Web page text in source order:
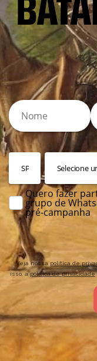
Quero fazer
grupo de
pré-campanha
Veja nossa política de
isso, apolítica de privacidade